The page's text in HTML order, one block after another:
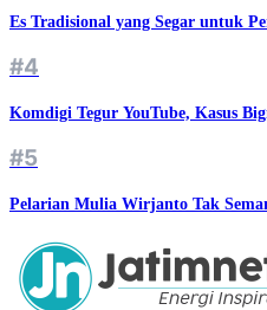
Es Tradisional yang Segar untuk
#4
Komdigi Tegur YouTube, Kasus
#5
Pelarian Mulia Wirjanto Tak